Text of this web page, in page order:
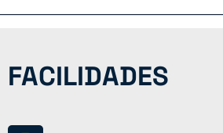
FACILIDADES